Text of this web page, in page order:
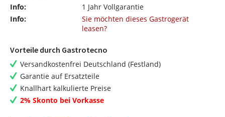
Info:
1 Jahr Vollgarantie
Info:
Sie möchten dieses Gastrogerät
leasen?
Vorteile durch Gastrotecno
Versandkostenfrei Deutschland (Festland)
Garantie auf Ersatzteile
Knallhart kalkulierte Preise
2% Skonto bei Vorkasse